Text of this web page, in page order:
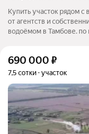
Купить участок рядом
от агентств и
водоёмом в Тамбове.
690 000 ₽
7,5 сотки участок